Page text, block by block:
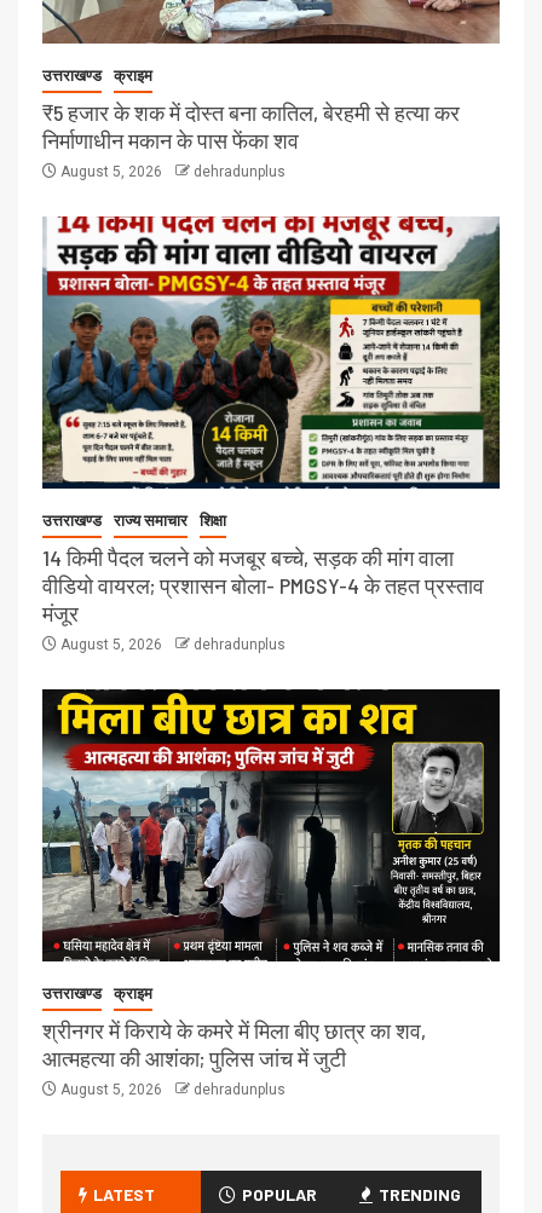
उत्तराखण्ड क्राइम
₹5 हजार के शक में दोस्त बना कातिल, बेरहमी से हत्या कर
निर्माणाधीन मकान के पास फेंका शव
August 5, 2026 dehradunplus
उत्तराखण्ड राज्य समाचार शिक्षा
14 किमी पैदल चलने को मजबूर बच्चे, सड़क की मांग वाला
वीडियो वायरल; प्रशासन बोला- PMGSY-4 के तहत प्रस्ताव
मंजूर
August 5, 2026 dehradunplus
उत्तराखण्ड क्राइम
श्रीनगर में किराये के कमरे में मिला बीए छात्र का शव,
आत्महत्या की आशंका; पुलिस जांच में जुटी
August 5, 2026 dehradunplus
LATEST POPULAR TRENDING